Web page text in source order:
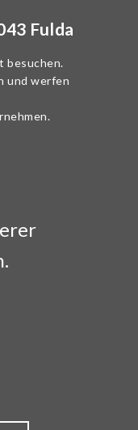
Fulda
besuchen.
und werfen